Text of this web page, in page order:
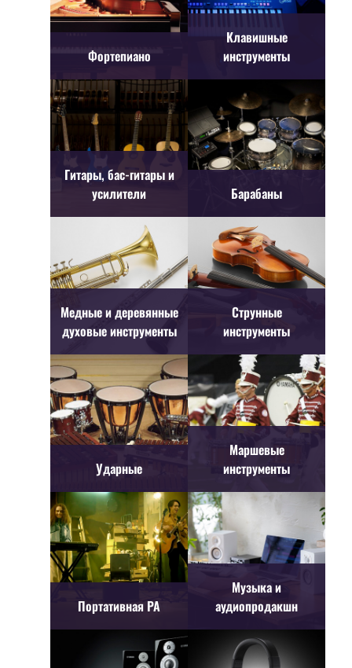
Фортепиано
Клавишные
инструменты
Гитары, бас-гитары и
усилители
Барабаны
Медные и деревянные
духовые инструменты
Струнные
инструменты
Ударные
Маршевые
инструменты
Портативная PA
Музыка и
аудиопродакшн